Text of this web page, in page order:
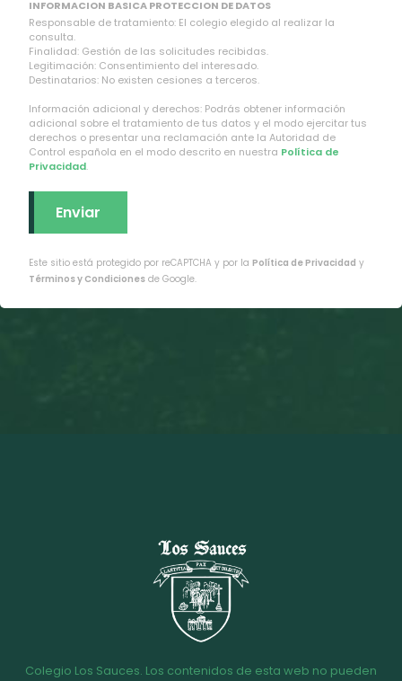
INFORMACION BASICA PROTECCION DE DATOS
Responsable de tratamiento: El colegio elegido al realizar la
consulta.
Finalidad: Gestión de las solicitudes recibidas.
Legitimación: Consentimiento del interesado.
Destinatarios: No existen cesiones a terceros.
Información adicional y derechos: Podrás obtener información
adicional sobre el tratamiento de tus datos y el modo ejercitar tus
derechos o presentar una reclamación ante la Autoridad de
Control española en el modo descrito en nuestra Política de
Privacidad.
Este sitio está protegido por reCAPTCHA y por la Política de Privacidad y
Términos y Condiciones de Google.
Colegio Los Sauces. Los contenidos de esta web no pueden